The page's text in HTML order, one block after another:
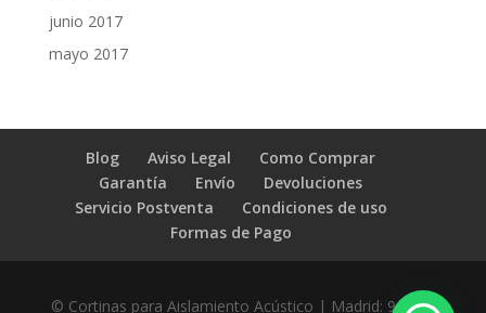
junio 2017
mayo 2017
Blog Aviso Legal
Como Comprar
Garantía
Envío
Devoluciones
Servicio Postventa
Condiciones de uso
Formas de Pago
© Cortinas para Aislamiento Acústico | Madrid: 91 218